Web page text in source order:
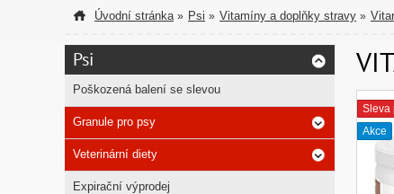
Úvodní stránka » Psi » Vitamíny a doplňky stravy »
Sleva
Akce
Psi
Poškozená balení se slevou
Granule pro psy
Veterinární diety
Expirační výprodej